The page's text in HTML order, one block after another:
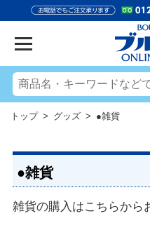
トップ> グッズ > ●雑貨
●雑貨
雑貨の購入はこちらから